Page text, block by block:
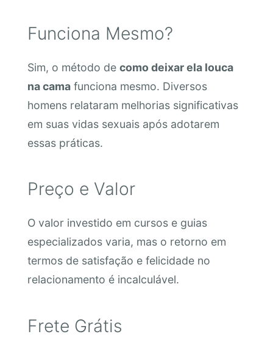
Funciona Mesmo?
Sim, o método de como deixar ela louca
na camafunciona mesmo. Diversos
homens relataram melhorias significativas
em suas vidas sexuais após adotarem
essas práticas.
Preço e Valor
O valor investido em cursos e guias
especializados varia, mas o retorno em
termos de satisfação e felicidade no
relacionamento é incalculável.
Frete Grátis